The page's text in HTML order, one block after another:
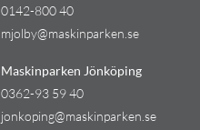
0142-800 40
mjolby@maskinparken.se
Maskinparken Jönköping
0362-93 59 40
jonkoping@maskinparken.se